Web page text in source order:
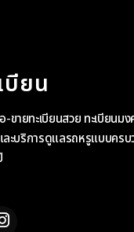
บียน
ขายทะเบียนสวย ทะเบียนม
ะบริการดูแลรถหรูแบบคร